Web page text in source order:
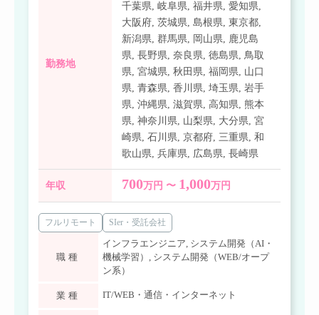
勤務地
千葉県,岐阜県,福井県,愛知県,
大阪府,茨城県,島根県,東京都,
新潟県,群馬県, 岡山県, 鹿児島
県,長野県,奈良県,徳島県,鳥取
県,宮城県,秋田県,福岡県, 山口
県,青森県,香川県,埼玉県,岩手
県,沖縄県,滋賀県, 高知県,熊本
県,神奈川県, 山梨県, 大分県,宮
崎県,石川県,京都府,三重県,和
歌山県,兵庫県, 広島県,長崎県
年収 700万円 〜 1,000万円
フルリモート SIer・受託会社
職種
インフラエンジニア, システム開発（AI・
機械学習） , システム開発（WEB/オープ
ン系）
業種 IT/WEB・通信・インターネット